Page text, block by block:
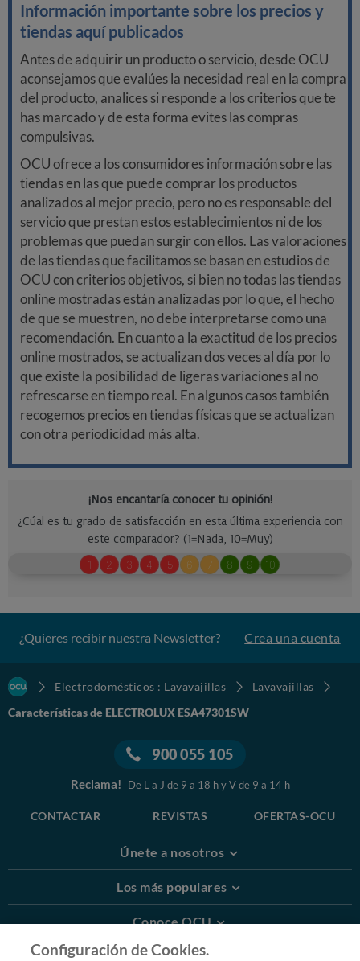
Información importante sobre los precios y
tiendas aquí publicados
Antes de adquirir un producto o servicio, desde OCU
aconsejamos que evalúes la necesidad real en la compra
del producto, analices si responde a los criterios que te
has marcado y de esta forma evites las compras
compulsivas.
OCU ofrece a los consumidores información sobre las
tiendas en las que puede comprar los productos
analizados al mejor precio, pero no es responsable del
servicio que prestan estos establecimientos ni de los
problemas que puedan surgir con ellos. Las valoraciones
de las tiendas que facilitamos se basan en estudios de
OCU con criterios objetivos, si bien no todas las tiendas
online mostradas están analizadas por lo que, el hecho
de que se muestren, no debe interpretarse como una
recomendación. En cuanto a la exactitud de los precios
online mostrados, se actualizan dos veces al día por lo
que existe la posibilidad de ligeras variaciones al no
refrescarse en tiempo real. En algunos casos también
recogemos precios en tiendas físicas que se actualizan
con otra periodicidad más alta.
¿Quieres recibir nuestra Newsletter? Crea una cuenta
Electrodomésticos : Lavavajillas
Lavavajillas
Características de ELECTROLUX ESA47301SW
900 055 105
Reclama! De L a J de 9 a 18 h y V de 9 a 14 h
CONTACTAR REVISTAS OFERTAS-OCU
Únete a nosotros
Los más populares
Conoce OCU
Más Información
Configuración de Cookies.